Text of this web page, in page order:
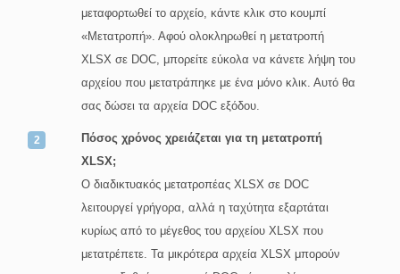
μεταφορτωθεί το αρχείο, κάντε κλικ στο κουμπί
«Μετατροπή». Αφού ολοκληρωθεί η μετατροπή
XLSX σε DOC, μπορείτε εύκολα να κάνετε λήψη του
αρχείου που μετατράπηκε με ένα μόνο κλικ. Αυτό θα
σας δώσει τα αρχεία DOC εξόδου.
Πόσος χρόνος χρειάζεται για τη μετατροπή
XLSX;
Ο διαδικτυακός μετατροπέας XLSX σε DOC
λειτουργεί γρήγορα, αλλά η ταχύτητα εξαρτάται
κυρίως από το μέγεθος του αρχείου XLSX που
μετατρέπετε. Τα μικρότερα αρχεία XLSX μπορούν